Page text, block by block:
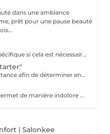
dans une ambiance
prêt pour une pause beauté
trois...
Pensez à ajouter un soin plus spécifique si cela est nécessaire : Bio peeling pour détoxifier et purifier, "Rose de mer" pour cicatriser... Un massage est également prévu dans les suppléments.
Cette séance a toute son importance afin de déterminer ensemble vos besoins spécifiques, remplir votre dossier et faire une séance profonde, elle est obligatoire. La technique minceur de LPG permet de manière indolore de réactiver le déstockage des graisses pour effacer les surcharges et les imperfections localisées. Une silhouette affinée, une peau plus lisse et plus ferme naturellement. Les soins sont ciblés et rapides. Les résultats sont perceptibles dès la première séance.
La technique minceur de LPG permet de manière indolore de réactiver le déstockage des graisses pour effacer les surcharges et les imperfections localisées. Une silhouette affinée, une peau plus lisse et plus ferme naturellement. Les soins sont ciblés et rapides. Les résultats sont perceptibles dès la 1e séance.